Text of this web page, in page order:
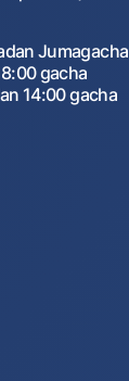
Jumagacha
gacha
14:00 gacha